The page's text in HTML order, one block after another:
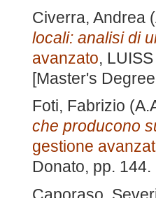
Civerra, Andrea
locali: analisi di
avanzato,
[Master's
Foti, Fabrizio
che producono
gestione
Donato, pp.
Caporaso,